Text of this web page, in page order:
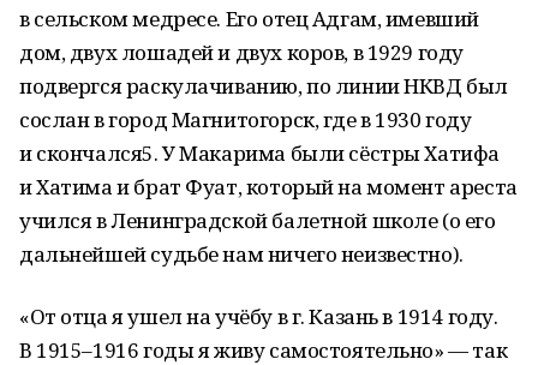
в сельском медресе. Его отец Адгам, имевший
дом, двух лошадей и двух коров, в 1929 году
подвергся раскулачиванию, по линии НКВД был
сослан в город Магнитогорск, где в 1930 году
и скончался5. У Макарима были сёстры Хатифа
и Хатима и брат Фуат, который на момент ареста
учился в Ленинградской балетной школе (о его
дальнейшей судьбе нам ничего неизвестно).
«От отца я ушел на учёбу в г. Казань в 1914 году.
В 1915–1916 годы я живу самостоятельно» — так